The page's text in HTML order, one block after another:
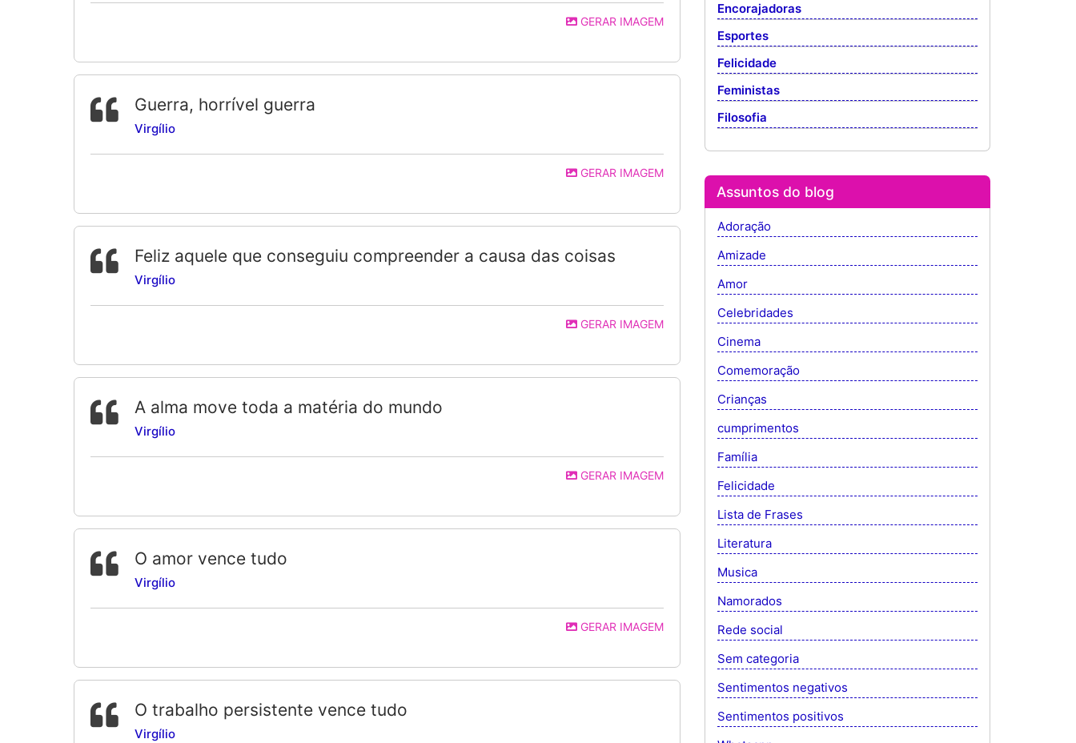
GERAR IMAGEM
Guerra, horrível guerra
Virgílio
GERAR IMAGEM
Feliz aquele que conseguiu compreender a causa das coisas
Virgílio
GERAR IMAGEM
A alma move toda a matéria do mundo
Virgílio
GERAR IMAGEM
O amor vence tudo
Virgílio
GERAR IMAGEM
O trabalho persistente vence tudo
Virgílio
Encorajadoras
Esportes
Felicidade
Feministas
Filosofia
Assuntos do blog
Adoração
Amizade
Amor
Celebridades
Cinema
Comemoração
Crianças
cumprimentos
Família
Felicidade
Lista de Frases
Literatura
Musica
Namorados
Rede social
Sem categoria
Sentimentos negativos
Sentimentos positivos